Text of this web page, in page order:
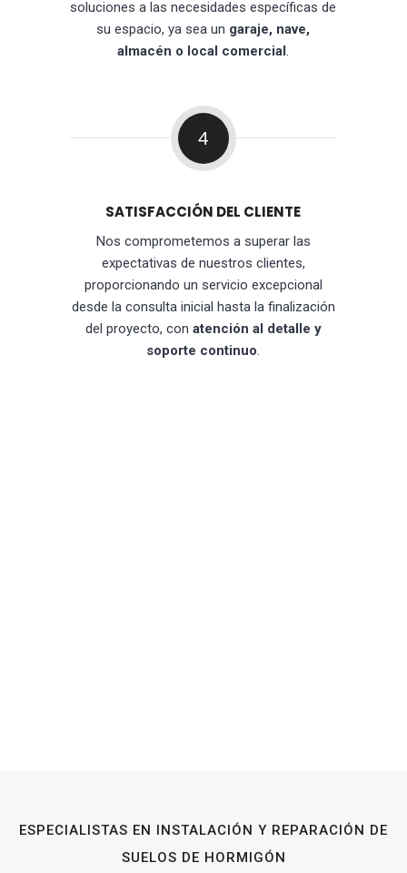
soluciones a las necesidades específicas de
su espacio, ya sea un garaje, nave,
almacén o local comercial.
4
SATISFACCIÓN DEL CLIENTE
Nos comprometemos a superar las
expectativas de nuestros clientes,
proporcionando un servicio excepcional
desde la consulta inicial hasta la finalización
del proyecto, con atención al detalle y
soporte continuo.
ESPECIALISTAS EN INSTALACIÓN Y REPARACIÓN DE
SUELOS DE HORMIGÓN